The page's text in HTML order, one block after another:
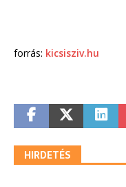
forrás: kicsisziv.hu
HIRDETÉS